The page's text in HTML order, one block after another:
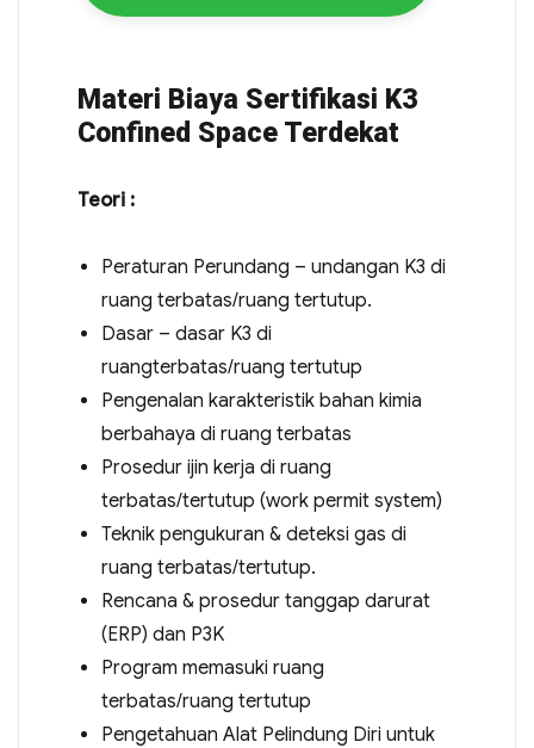
Materi Biaya Sertifikasi K3
Confined Space Terdekat
Teori :
Peraturan Perundang – undangan K3 di
ruang terbatas/ruang tertutup.
Dasar – dasar K3 di
ruangterbatas/ruang tertutup
Pengenalan karakteristik bahan kimia
berbahaya di ruang terbatas
Prosedur ijin kerja di ruang
terbatas/tertutup (work permit system)
Teknik pengukuran & deteksi gas di
ruang terbatas/tertutup.
Rencana & prosedur tanggap darurat
(ERP) dan P3K
Program memasuki ruang
terbatas/ruang tertutup
Pengetahuan Alat Pelindung Diri untuk